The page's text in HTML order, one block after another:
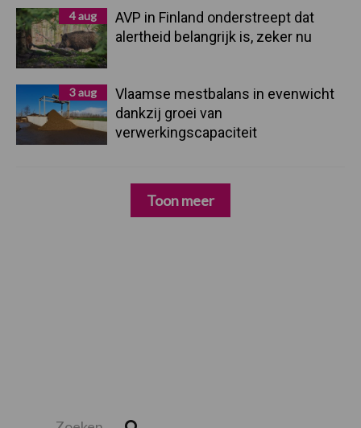
4 aug
AVP in Finland onderstreept dat
alertheid belangrijk is, zeker nu
3 aug
Vlaamse mestbalans in evenwicht
dankzij groei van
verwerkingscapaciteit
Toon meer